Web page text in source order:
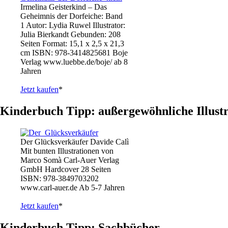
Irmelina Geisterkind – Das
Geheimnis der Dorfeiche: Band
1 Autor: Lydia Ruwel Illustrator:
Julia Bierkandt Gebunden: 208
Seiten Format: 15,1 x 2,5 x 21,3
cm ISBN: 978-3414825681 Boje
Verlag www.luebbe.de/boje/ ab 8
Jahren
Jetzt kaufen*
Kinderbuch Tipp: außergewöhnliche
Der Glücksverkäufer Davide Calì
Mit bunten Illustrationen von
Marco Somà Carl-Auer Verlag
GmbH Hardcover 28 Seiten
ISBN: 978-3849703202
www.carl-auer.de Ab 5-7 Jahren
Jetzt kaufen*